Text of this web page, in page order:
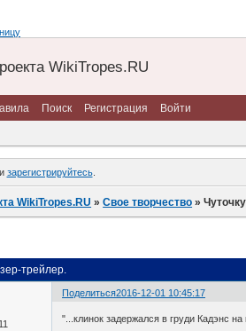
WikiTropes.RU
Поиск Регистрация Войти
зарегистрируйтесь.
WikiTropes.RU »Свое творчество »
трейлер.
Поделиться2016-12-01 10:45:17
"...клинок задержался в груди Кадэнс